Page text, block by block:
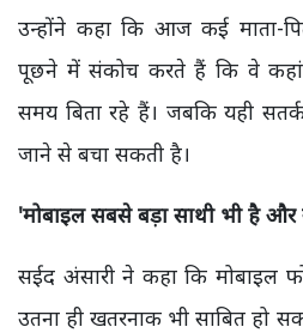
उन्होंने कहा कि आज कई माता-
पूछने में संकोच करते हैं कि वे
समय बिता रहे हैं। जबकि यही
जाने से बचा सकती है।
'मोबाइल सबसे बड़ा साथी भी है
सईद अंसारी ने कहा कि मोबाइल
उतना ही खतरनाक भी साबित हो